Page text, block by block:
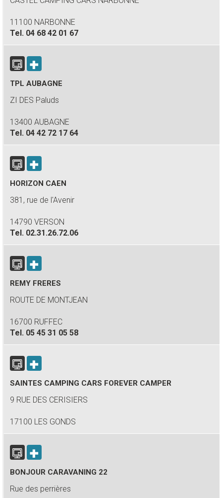
11100 NARBONNE
Tel. 04 68 42 01 67
TPL AUBAGNE
ZI DES Paluds
13400 AUBAGNE
Tel. 04 42 72 17 64
HORIZON CAEN
381, rue de l'Avenir
14790 VERSON
Tel. 02.31.26.72.06
REMY FRERES
ROUTE DE MONTJEAN
16700 RUFFEC
Tel. 05 45 31 05 58
SAINTES CAMPING CARS FOREVER CAMPER
9 RUE DES CERISIERS
17100 LES GONDS
BONJOUR CARAVANING 22
Rue des perrières